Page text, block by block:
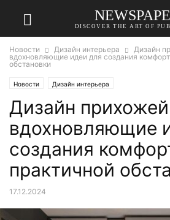
DISCOVER THE ART OF
Новости Дизайн интерьера
Дизайн
вдохновляющие идеи для создания
обстановки
Новости Дизайн интерьера
Дизайн
вдохновляющие
создания
практичной
17.12.2024